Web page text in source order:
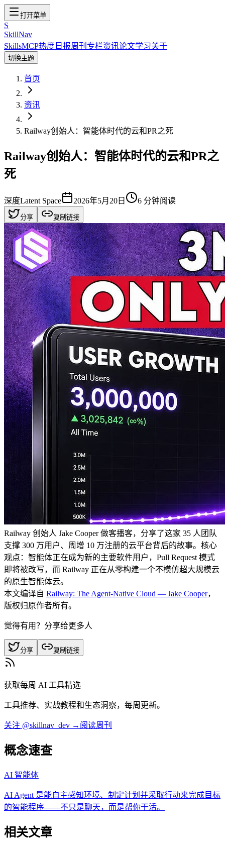
打开菜单
S
SkillNav
SkillsMCP热度 日报周刊 专栏资讯论文学习关于
切换主题
首页
资讯
Railway创始人：智能体时代的云和PR之死
Railway创始人：智能体时代的云和PR之
死
深度Latent Space 2026年5月20日 6 分钟阅读
分享 复制链接
Railway 创始人 Jake Cooper 做客播客，分享了这家 35 人团队
支撑 300 万用户、周增 10 万注册的云平台背后的故事。核心
观点：智能体正在成为新的主要软件用户，Pull Request 模式
即将被改写，而 Railway 正在从零构建一个不模仿超大规模云
的原生智能体云。
本文编译自 Railway: The Agent-Native Cloud — Jake Cooper，
版权归原作者所有。
觉得有用？分享给更多人
分享 复制链接
获取每周 AI 工具精选
工具推荐、实战教程和生态洞察，每周更新。
关注 @skillnav_dev → 阅读周刊
概念速查
AI 智能体
AI Agent 是能自主感知环境、制定计划并采取行动来完成目标
的智能程序——不只是聊天，而是帮你干活。
相关文章